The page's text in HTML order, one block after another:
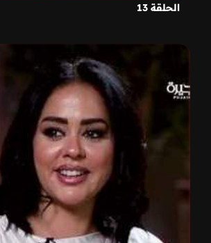
الحلقة 13